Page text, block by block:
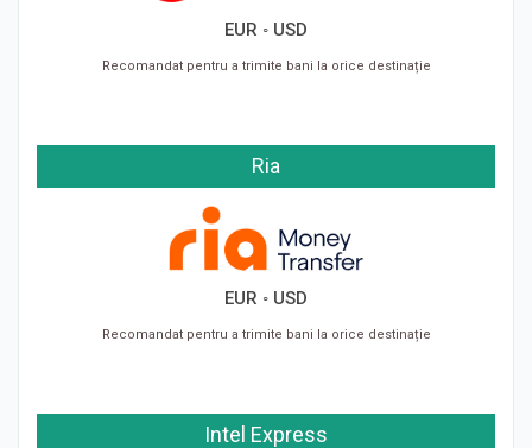
EUR ◦ USD
Recomandat pentru a trimite bani la orice destinație
Ria
EUR ◦ USD
Recomandat pentru a trimite bani la orice destinație
Intel Express